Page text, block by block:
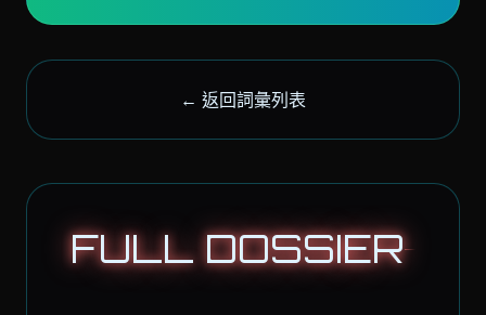
← 返回詞彙列表
FULL DOSSIER